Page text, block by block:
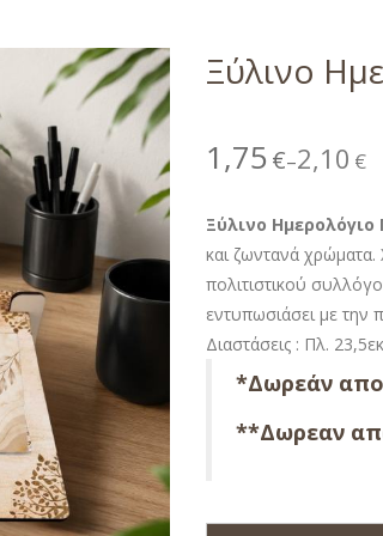
Ξύλινο
1,75 €–2,10 €
Ξύλινο
και ζωντανά
πολιτιστικού
εντυπωσιάσει με την
Διαστάσεις : Πλ.
*Δωρεάν
**Δωρεαν